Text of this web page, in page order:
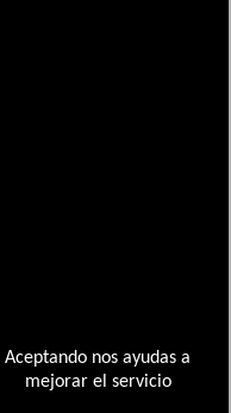
Aceptando nos ayudas a
mejorar el servicio
de la Espada